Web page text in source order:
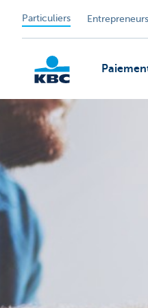
Particuliers Entrepreneurs
Particulieren